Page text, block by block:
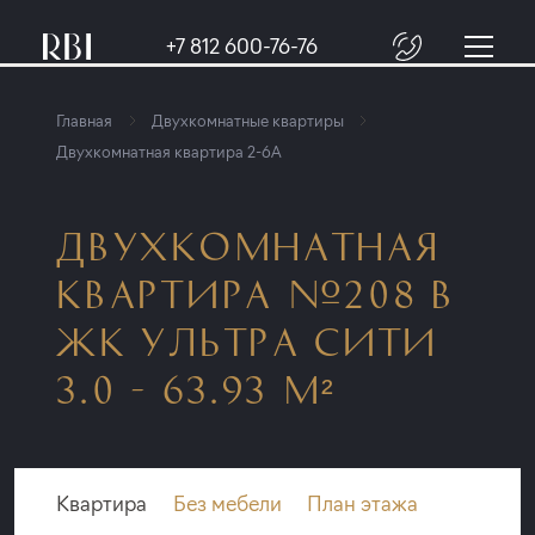
+7 812 600-76-76
Главная
Двухкомнатные квартиры
Двухкомнатная квартира 2-6A
ДВУХКОМНАТНАЯ
КВАРТИРА №208 В
ЖК УЛЬТРА СИТИ
3.0 - 63.93 М²
Квартира Без мебели План этажа